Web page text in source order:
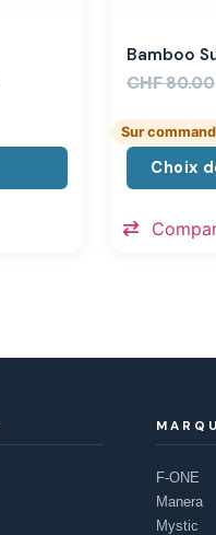
Bamboo
CHF80.00
Sur
Choix
F-ONE
Manera
Mystic